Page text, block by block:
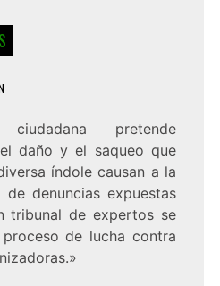
pretende
daño y el saqueo que
índole causan a la
denuncias expuestas
tribunal de expertos se
de lucha contra